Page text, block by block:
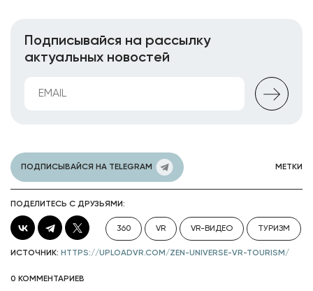
Подписывайся на рассылку
актуальных новостей
ПОДПИСЫВАЙСЯ НА TELEGRAM МЕТКИ
ПОДЕЛИТЕСЬ С ДРУЗЬЯМИ:
360 VR VR-ВИДЕО ТУРИЗМ
ИСТОЧНИК: HTTPS://UPLOADVR.COM/ZEN-UNIVERSE-VR-TOURISM/
0 КОММЕНТАРИЕВ